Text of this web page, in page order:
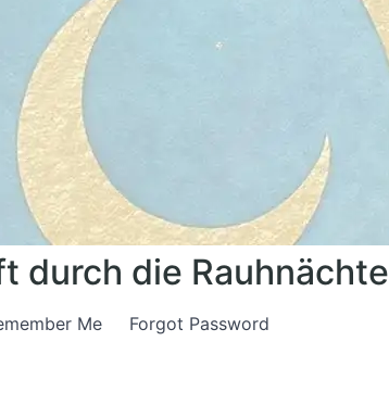
durch die Rauhnächte
Me Forgot Password